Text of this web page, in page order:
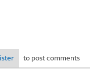
to post comments